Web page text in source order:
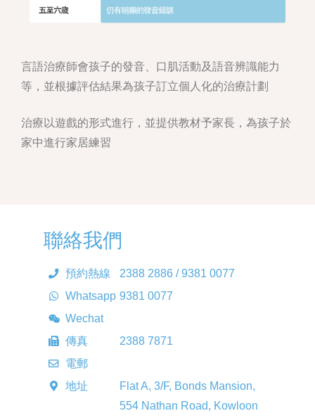
言語治療師會孩子的發音、口肌活動及語音辨識能力
等，並根據評估結果為孩子訂立個人化的治療計劃
治療以遊戲的形式進行，並提供教材予家長，為孩子於
家中進行家居練習
聯絡我們
預約熱線
2388 2886 / 9381 0077
Whatsapp 9381 0077
Wechat
傳真
2388 7871
電郵
地址
Flat A, 3/F, Bonds Mansion,
554 Nathan Road, Kowloon